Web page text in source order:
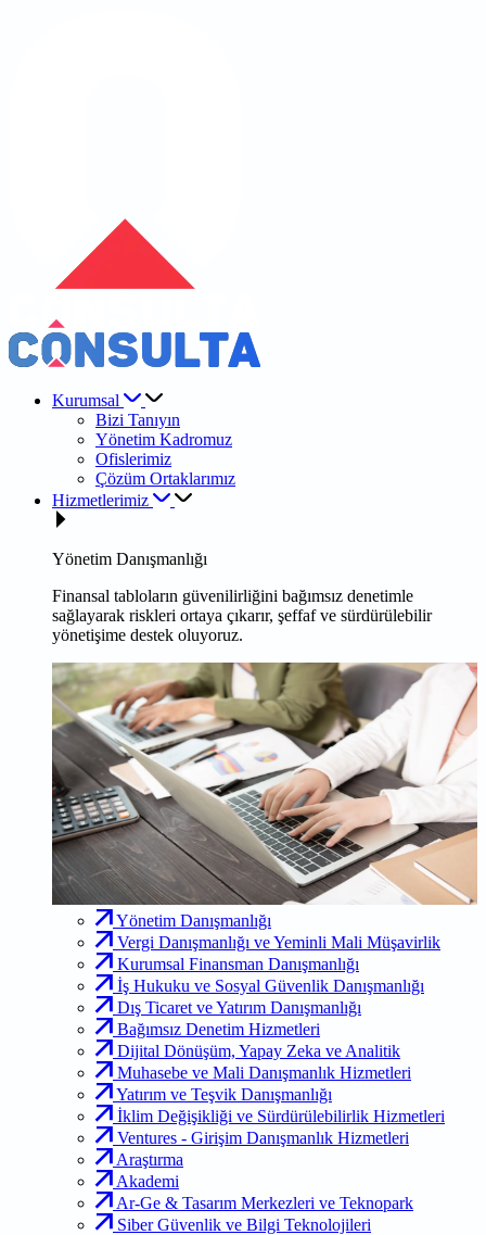
Kurumsal
Bizi Tanıyın
Yönetim Kadromuz
Ofislerimiz
Çözüm Ortaklarımız
Hizmetlerimiz
Yönetim Danışmanlığı
Finansal tabloların güvenilirliğini bağımsız denetimle
sağlayarak riskleri ortaya çıkarır, şeffaf ve sürdürülebilir
yönetişime destek oluyoruz.
Yönetim Danışmanlığı
Vergi Danışmanlığı ve Yeminli Mali Müşavirlik
Kurumsal Finansman Danışmanlığı
İş Hukuku ve Sosyal Güvenlik Danışmanlığı
Dış Ticaret ve Yatırım Danışmanlığı
Bağımsız Denetim Hizmetleri
Dijital Dönüşüm, Yapay Zeka ve Analitik
Muhasebe ve Mali Danışmanlık Hizmetleri
Yatırım ve Teşvik Danışmanlığı
İklim Değişikliği ve Sürdürülebilirlik Hizmetleri
Ventures - Girişim Danışmanlık Hizmetleri
Araştırma
Akademi
Ar-Ge & Tasarım Merkezleri ve Teknopark
Siber Güvenlik ve Bilgi Teknolojileri